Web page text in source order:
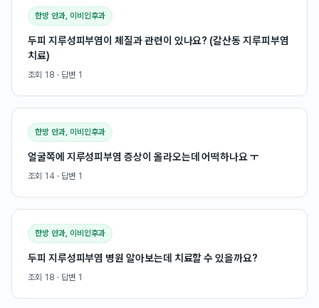
한방 안과, 이비인후과
두피 지루성피부염이 체질과 관련이 있나요? (갈산동 지루피부염
치료)
조회 18 · 답변 1
한방 안과, 이비인후과
얼굴쪽에 지루성피부염 증상이 올라오는데 어떡하나요 ㅜ
조회 14 · 답변 1
한방 안과, 이비인후과
두피 지루성피부염 병원 알아보는데 치료할 수 있을까요?
조회 18 · 답변 1